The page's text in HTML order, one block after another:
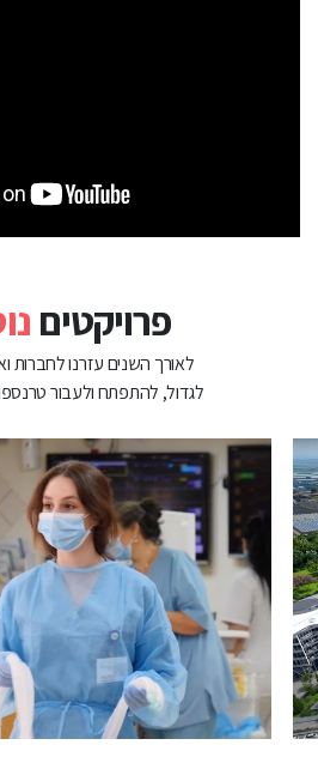
פרויקטים
לאורך השנים עזרנו לחברות
לגדול, להתפתח ולעבור